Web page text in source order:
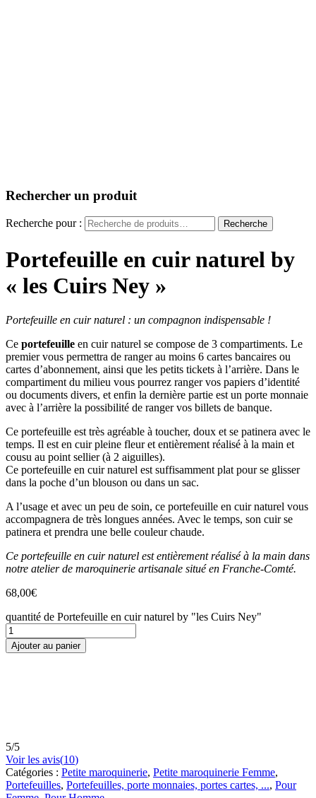
Rechercher un produit
Recherche pour : Recherche
Portefeuille en cuir naturel by
« les Cuirs Ney »
Portefeuille en cuir naturel : un compagnon indispensable !
Ce portefeuille en cuir naturel se compose de 3 compartiments. Le
premier vous permettra de ranger au moins 6 cartes bancaires ou
cartes d’abonnement, ainsi que les petits tickets à l’arrière. Dans le
compartiment du milieu vous pourrez ranger vos papiers d’identité
ou documents divers, et enfin la dernière partie est un porte monnaie
avec à l’arrière la possibilité de ranger vos billets de banque.
Ce portefeuille est très agréable à toucher, doux et se patinera avec le
temps. Il est en cuir pleine fleur et entièrement réalisé à la main et
cousu au point sellier (à 2 aiguilles).
Ce portefeuille en cuir naturel est suffisamment plat pour se glisser
dans la poche d’un blouson ou dans un sac.
A l’usage et avec un peu de soin, ce portefeuille en cuir naturel vous
accompagnera de très longues années. Avec le temps, son cuir se
patinera et prendra une belle couleur chaude.
Ce portefeuille en cuir naturel est entièrement réalisé à la main dans
notre atelier de maroquinerie artisanale situé en Franche-Comté.
68,00€
quantité de Portefeuille en cuir naturel by "les Cuirs Ney"
Ajouter au panier
5/5
Voir les avis(10)
Catégories : Petite maroquinerie, Petite maroquinerie Femme,
Portefeuilles, Portefeuilles, porte monnaies, portes cartes, ..., Pour